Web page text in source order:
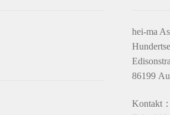
hei-ma
86199
Kontakt：